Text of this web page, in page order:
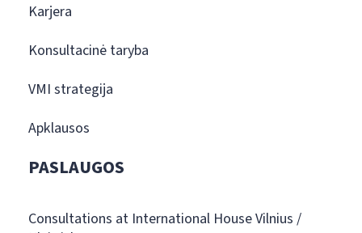
Karjera
Konsultacinė taryba
VMI strategija
Apklausos
PASLAUGOS
Consultations at International House Vilnius /